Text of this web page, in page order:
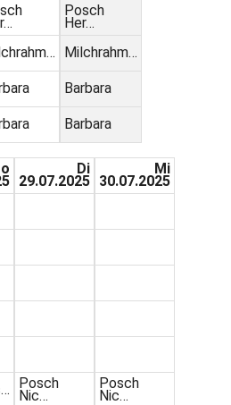
Posch
Her…
Milchrahm…
Barbara
Barbara
Di
29.07.2025
Posch
Nic…
Mi
30.07.2025
Posch
Nic…